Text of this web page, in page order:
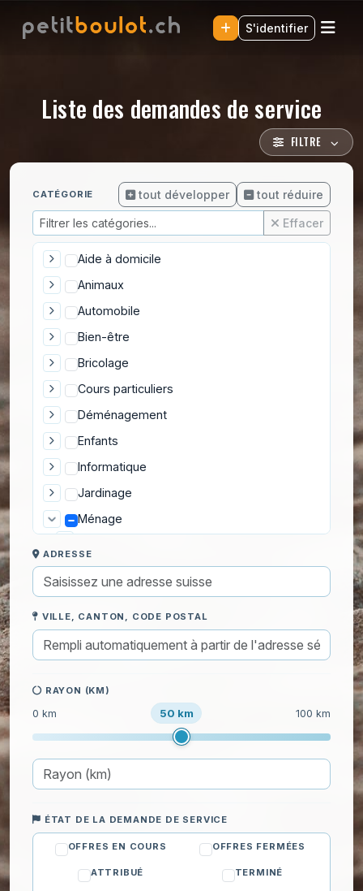
S'identifier
Liste des demandes de service
FILTRE
CATÉGORIE tout développer tout réduire
Effacer
Aide à domicile
Animaux
Automobile
Bien-être
Bricolage
Cours particuliers
Déménagement
Enfants
Informatique
Jardinage
Ménage
Ménage
Aide au rangement de la maison
Ménage à domicile
Ménage après un événement
Ménage de printemps
Ménage d'état des lieux
Nettoyage de fin de chantier
Nettoyage de vitres
Nettoyage électroménager
Nettoyage textile
ADRESSE
VILLE, CANTON, CODE POSTAL
RAYON (KM)
0 km 50 km 100 km
ÉTAT DE LA DEMANDE DE SERVICE
OFFRES EN COURS OFFRES FERMÉES
ATTRIBUÉ TERMINÉ